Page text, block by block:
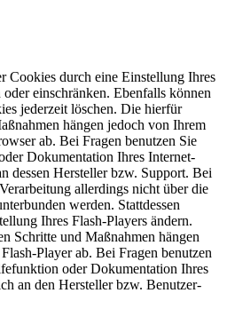
Cookies durch eine Einstellung Ihres
einschränken. Ebenfalls können
jederzeit löschen. Die hierfür
hängen jedoch von Ihrem
ab. Bei Fragen benutzen Sie
Dokumentation Ihres Internet-
dessen Hersteller bzw. Support. Bei
allerdings nicht über die
werden. Stattdessen
Ihres Flash-Players ändern.
Schritte und Maßnahmen hängen
Player ab. Bei Fragen benutzen
oder Dokumentation Ihres
an den Hersteller bzw. Benutzer-